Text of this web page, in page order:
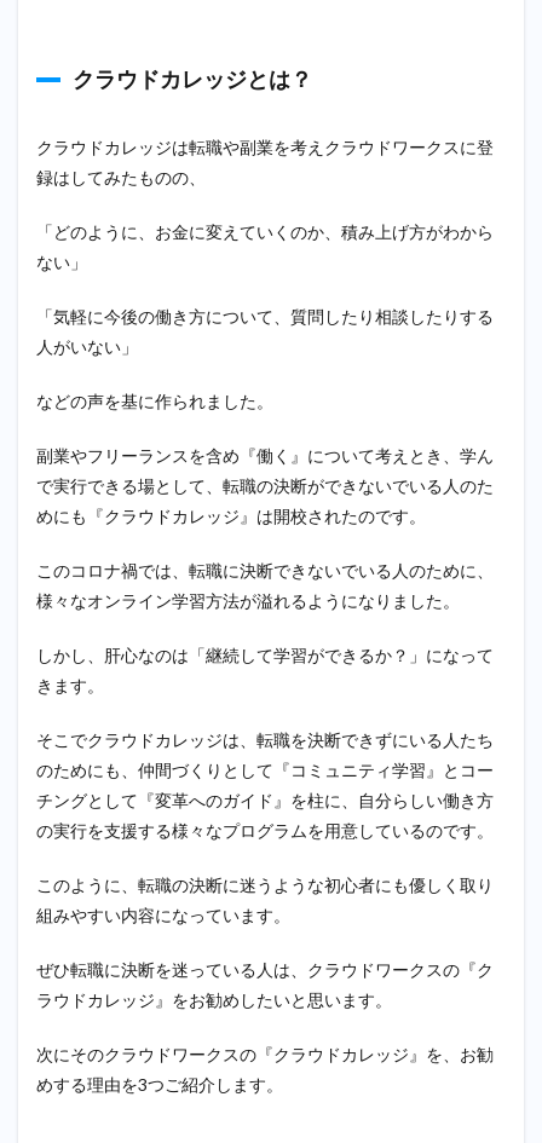
は？
の決
断に
由
ウド
カレ
ッジ
画や
記事
ぶこ
とが
る
2.4.1
ドワー
使い方
2.4.2
WEBラ
イター
として
働く基
ること
ができ
3
転職
クラ
ウド
クラウドカレッジとは？
クラウドカレッジは転職や副業を考えクラウドワークスに登
録はしてみたものの、
「どのように、お金に変えていくのか、積み上げ方がわから
ない」
「気軽に今後の働き方について、質問したり相談したりする
人がいない」
などの声を基に作られました。
副業やフリーランスを含め『働く』について考えとき、学ん
で実行できる場として、転職の決断ができないでいる人のた
めにも『クラウドカレッジ』は開校されたのです。
このコロナ禍では、転職に決断できないでいる人のために、
様々なオンライン学習方法が溢れるようになりました。
しかし、肝心なのは「継続して学習ができるか？」になって
きます。
そこでクラウドカレッジは、転職を決断できずにいる人たち
のためにも、仲間づくりとして『コミュニティ学習』とコー
チングとして『変革へのガイド』を柱に、自分らしい働き方
の実行を支援する様々なプログラムを用意しているのです。
このように、転職の決断に迷うような初心者にも優しく取り
組みやすい内容になっています。
ぜひ転職に決断を迷っている人は、クラウドワークスの『ク
ラウドカレッジ』をお勧めしたいと思います。
次にそのクラウドワークスの『クラウドカレッジ』を、お勧
めする理由を3つご紹介します。